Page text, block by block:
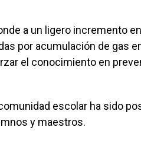
a un ligero incremento
por acumulación de gas
el conocimiento en
escolar ha sido
y maestros.